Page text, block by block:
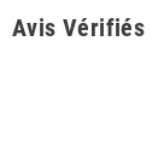
Avis Vérifiés